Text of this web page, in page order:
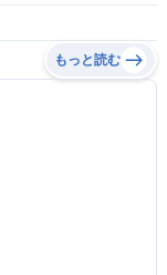
もっと読む